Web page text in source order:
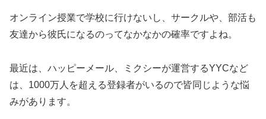
オンライン授業で学校に行けないし、サークルや、部活も
友達から彼氏になるのってなかなかの確率ですよね。
最近は、ハッピーメール、ミクシーが運営するYYCなど
は、1000万人を超える登録者がいるので皆同じような悩
みがあります。